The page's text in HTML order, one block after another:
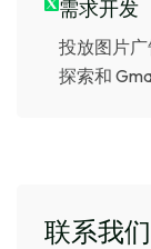
需求开发
投放图片
探索和
联系我们